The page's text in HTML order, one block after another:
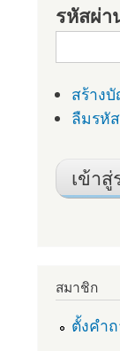
รหัสผ่า
สร้าง
ลืมรหั
สมาชิก
ตั้งคำ